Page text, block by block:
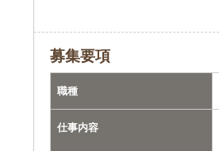
募集要項
職種
仕事内容